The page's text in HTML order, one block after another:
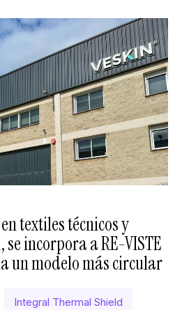
textiles técnicos y
incorpora a RE-VISTE
un modelo más circular
Integral Thermal Shield